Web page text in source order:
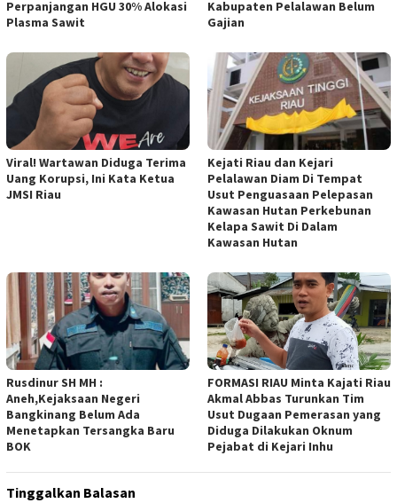
Perpanjangan HGU 30% Alokasi
Plasma Sawit
Kabupaten Pelalawan Belum
Gajian
Viral! Wartawan Diduga Terima
Uang Korupsi, Ini Kata Ketua
JMSI Riau
Kejati Riau dan Kejari
Pelalawan Diam Di Tempat
Usut Penguasaan Pelepasan
Kawasan Hutan Perkebunan
Kelapa Sawit Di Dalam
Kawasan Hutan
Rusdinur SH MH :
Aneh,Kejaksaan Negeri
Bangkinang Belum Ada
Menetapkan Tersangka Baru
BOK
FORMASI RIAU Minta Kajati Riau
Akmal Abbas Turunkan Tim
Usut Dugaan Pemerasan yang
Diduga Dilakukan Oknum
Pejabat di Kejari Inhu
Tinggalkan Balasan